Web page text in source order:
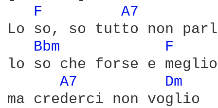
F
A7
Lo so, so tutto non
Bbm
F
lo so che forse e meglio
A7
Dm
ma crederci non voglio